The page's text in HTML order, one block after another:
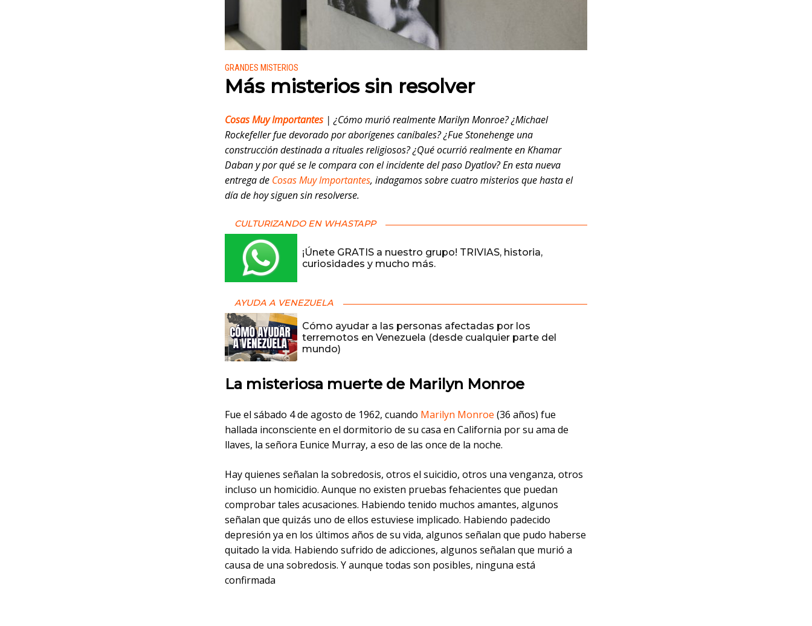
Publicado en:
GRANDES MISTERIOS
Más misterios sin resolver
Cosas Muy Importantes | ¿Cómo murió realmente Marilyn Monroe? ¿Michael
Rockefeller fue devorado por aborígenes caníbales? ¿Fue Stonehenge una
construcción destinada a rituales religiosos? ¿Qué ocurrió realmente en Khamar
Daban y por qué se le compara con el incidente del paso Dyatlov? En esta nueva
entrega de Cosas Muy Importantes, indagamos sobre cuatro misterios que hasta el
día de hoy siguen sin resolverse.
CULTURIZANDO EN WHASTAPP
¡Únete GRATIS a nuestro grupo! TRIVIAS, historia,
curiosidades y mucho más.
AYUDA A VENEZUELA
Cómo ayudar a las personas afectadas por los
terremotos en Venezuela (desde cualquier parte del
mundo)
La misteriosa muerte de Marilyn Monroe
Fue el sábado 4 de agosto de 1962, cuando Marilyn Monroe (36 años) fue
hallada inconsciente en el dormitorio de su casa en California por su ama de
llaves, la señora Eunice Murray, a eso de las once de la noche.
Hay quienes señalan la sobredosis, otros el suicidio, otros una venganza, otros
incluso un homicidio. Aunque no existen pruebas fehacientes que puedan
comprobar tales acusaciones. Habiendo tenido muchos amantes, algunos
señalan que quizás uno de ellos estuviese implicado. Habiendo padecido
depresión ya en los últimos años de su vida, algunos señalan que pudo haberse
quitado la vida. Habiendo sufrido de adicciones, algunos señalan que murió a
causa de una sobredosis. Y aunque todas son posibles, ninguna está
confirmada